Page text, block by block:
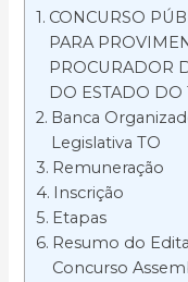
CONCURSO
PARA
PROCURADOR
DO ESTADO DO
Banca
Legislativa TO
Remuneração
Inscrição
Etapas
Resumo do
Concurso